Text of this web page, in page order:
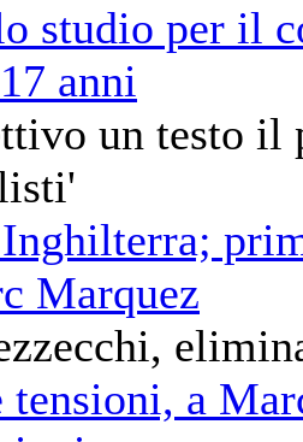
studio per il
anni
un testo il
Marquez
tensioni, a